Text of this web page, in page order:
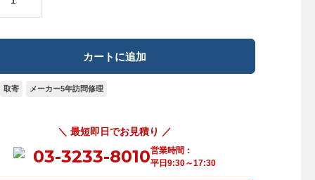
取寄 メーカー5年訪問修理
＼ 最短即日でお見積り ／
03-3233-8010営業時間：
平日9:30～17:30